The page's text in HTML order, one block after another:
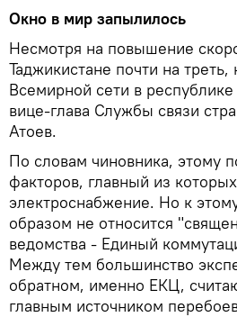
Окно в мир запылилось
Несмотря на повышение
Таджикистане почти на треть,
Всемирной сети в
вице-глава Службы связи
Атоев.
По словам чиновника, этому
факторов, главный из
электроснабжение. Но к
образом не относится
ведомства - Единый
Между тем большинство
обратном, именно ЕКЦ,
главным источником